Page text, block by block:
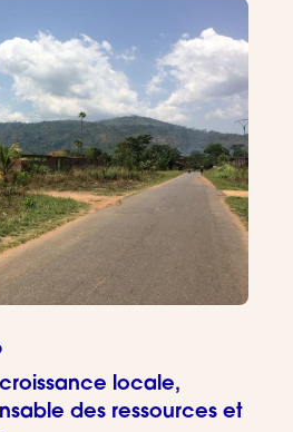
locale,
des ressources et